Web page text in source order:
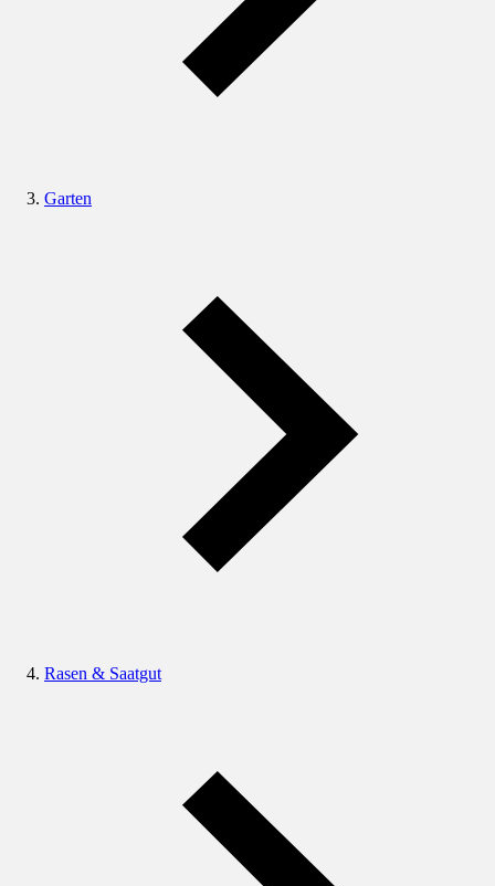
Garten
Rasen & Saatgut